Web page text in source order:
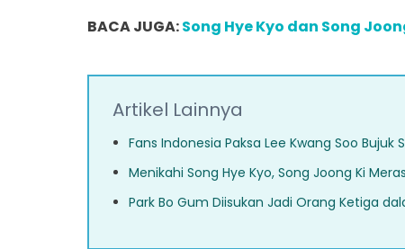
BACA JUGA:Song Hye Kyo dan Song
Artikel Lainnya
Fans Indonesia Paksa Lee Kwang Soo
Menikahi Song Hye Kyo, Song Joong Ki
Park Bo Gum Diisukan Jadi Orang Ketiga